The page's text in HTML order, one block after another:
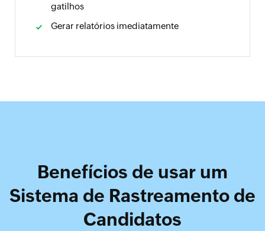
gatilhos
Gerar relatórios imediatamente
Benefícios de usar um
Sistema de Rastreamento de
Candidatos